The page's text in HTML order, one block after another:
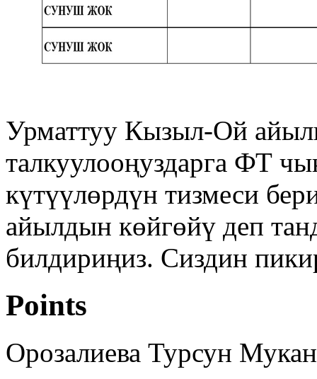
Урматтуу Кызыл-Ой
талкуулооңуздарга ФТ
күтүүлөрдүн тизмеси
айылдын көйгөйү деп
билдириңиз. Сиздин
Points
Орозалиева Турсун